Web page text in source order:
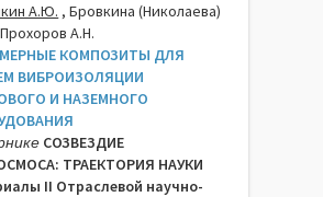
А.Ю. , Бровкина (Николаева)
А.Н.
КОМПОЗИТЫ ДЛЯ
ВИБРОИЗОЛЯЦИИ
И НАЗЕМНОГО
СОЗВЕЗДИЕ
ТРАЕКТОРИЯ НАУКИ
II Отраслевой научно-